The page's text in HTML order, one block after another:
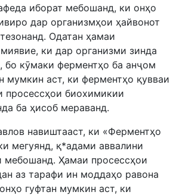
иборат мебошанд, ки онҳо
дар организмҳои ҳайвонот
Одатан ҳамаи
ки дар организми зинда
бо кӯмаки ферментҳо ба анҷом
мумкин аст, ки ферментҳо қувваи
просессҳои биохимикии
ба ҳисоб мераванд.
навиштааст, ки «Ферментҳо
мегуянд, қ*адами аввалини
мебошанд. Ҳамаи просессҳои
аз тарафи ин моддаҳо равона
гуфтан мумкин аст, ки